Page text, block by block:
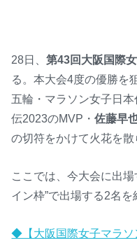
28日、第43回大阪国際
る。本大会4度の優勝を
五輪・マラソン女子日
伝2023のMVP・佐藤早
の切符をかけて火花を散
ここでは、今大会に出
イン枠”で出場する2名を
◆【大阪国際女子マラソ